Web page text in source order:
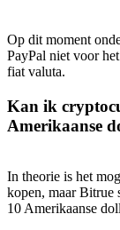
Op dit moment
PayPal niet voor
fiat valuta.
Kan ik
Amerikaanse
In theorie is het
kopen, maar Bitrue
10 Amerikaanse